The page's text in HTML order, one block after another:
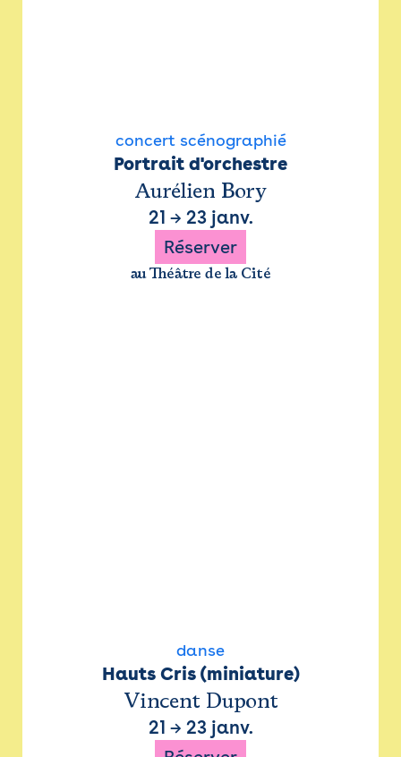
concert scénographié
Portrait d'orchestre
Aurélien Bory
21 → 23 janv.
Réserver
au Théâtre de la Cité
danse
Hauts Cris (miniature)
Vincent Dupont
21 → 23 janv.